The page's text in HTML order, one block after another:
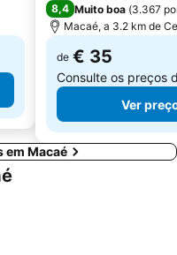
8,4 Muito boa (3.367
Macaé, a 3.2 km de
de € 35
Consulte os preços
Ver
em Macaé